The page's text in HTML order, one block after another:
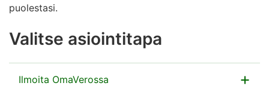
puolestasi.
Valitse asiointitapa
Ilmoita OmaVerossa